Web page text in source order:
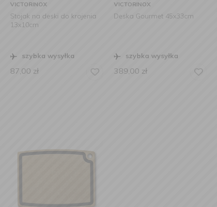
VICTORINOX
Stojak na deski do krojenia
13x10cm
szybka wysyłka
87,00 zł
VICTORINOX
Deska Gourmet 45x33cm
szybka wysyłka
389,00 zł